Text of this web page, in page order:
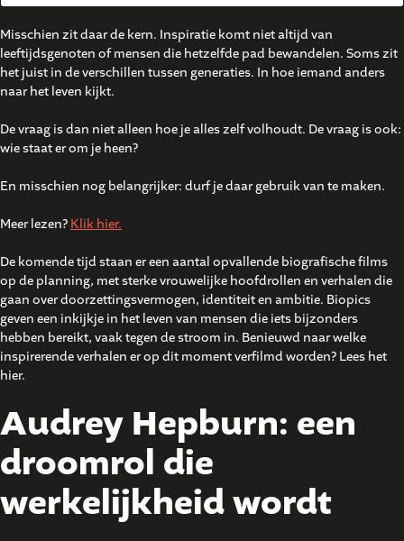
Misschien zit daar de kern. Inspiratie komt niet altijd van
leeftijdsgenoten of mensen die hetzelfde pad bewandelen. Soms zit
het juist in de verschillen tussen generaties. In hoe iemand anders
naar het leven kijkt.
De vraag is dan niet alleen hoe je alles zelf volhoudt. De vraag is ook:
wie staat er om je heen?
En misschien nog belangrijker: durf je daar gebruik van te maken.
Meer lezen? Klik hier.
De komende tijd staan er een aantal opvallende biografische films
op de planning, met sterke vrouwelijke hoofdrollen en verhalen die
gaan over doorzettingsvermogen, identiteit en ambitie. Biopics
geven een inkijkje in het leven van mensen die iets bijzonders
hebben bereikt, vaak tegen de stroom in. Benieuwd naar welke
inspirerende verhalen er op dit moment verfilmd worden? Lees het
hier.
Audrey Hepburn: een
droomrol die
werkelijkheid wordt